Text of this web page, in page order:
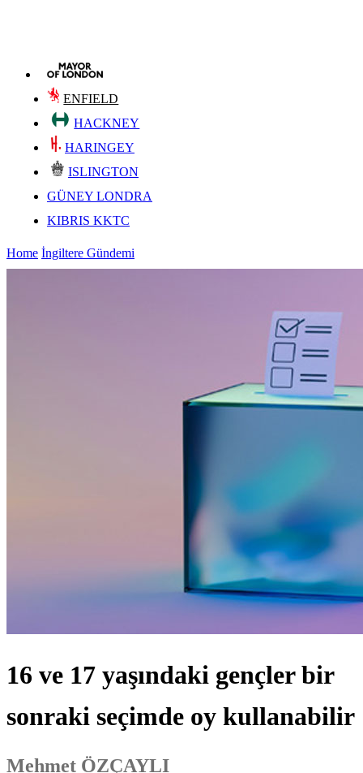
ENFIELD
HACKNEY
HARINGEY
ISLINGTON
GÜNEY LONDRA
KIBRIS KKTC
Home İngiltere Gündemi
16 ve 17 yaşındaki gençler bir
sonraki seçimde oy kullanabilir
Mehmet ÖZÇAYLI